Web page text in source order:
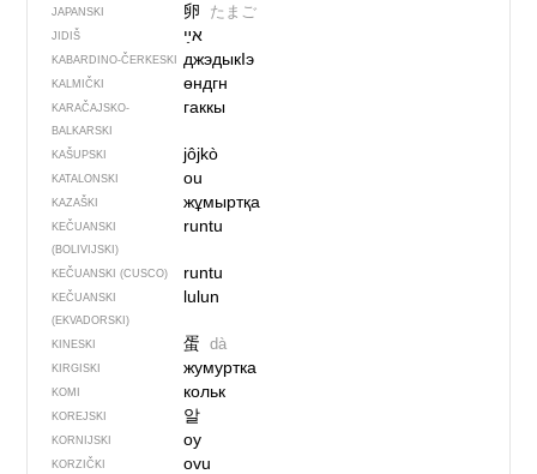
JAPANSKI 卵 たまご
JIDIŠ אײַ
KABARDINO-ČERKESKI джэдыкIэ
KALMIČKI өндгн
KARAČAJSKO-
BALKARSKI
гаккы
KAŠUPSKI jôjkò
KATALONSKI ou
KAZAŠKI жұмыртқа
KEČUANSKI
(BOLIVIJSKI)
runtu
KEČUANSKI (CUSCO) runtu
KEČUANSKI
(EKVADORSKI)
lulun
KINESKI 蛋 dà
KIRGISKI жумуртка
KOMI кольк
KOREJSKI 알
KORNIJSKI oy
KORZIČKI ovu